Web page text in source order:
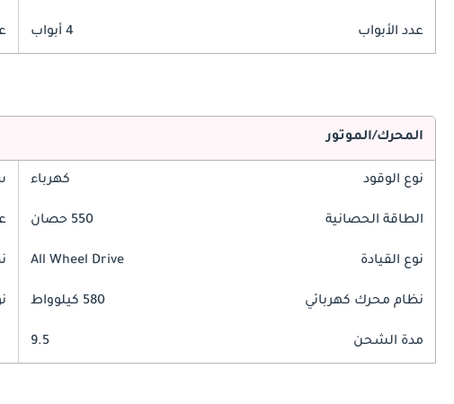
عدد الأبواب 4 أبواب
المحرك/الموتور
نوع الوقود كهرباء
الطاقة الحصانية 550 حصان
نوع القيادة All Wheel Drive
نظام محرك كهربائي 580 كيلوواط
مدة الشحن 9.5